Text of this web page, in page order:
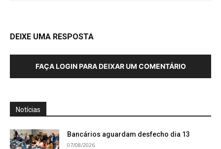
DEIXE UMA RESPOSTA
FAÇA LOGIN PARA DEIXAR UM COMENTÁRIO
Notícias
Bancários aguardam desfecho dia 13
07/08/2026